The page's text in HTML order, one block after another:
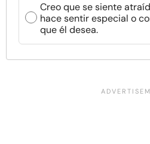
Creo que se siente
hace sentir especial o
que él desea.